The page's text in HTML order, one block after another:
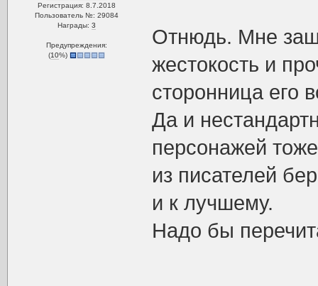
Регистрация: 8.7.2018
Пользователь №: 29084
Награды: 3
Предупреждения:
(10%)
Отнюдь. Мне
жестокость и
сторонница его
Да и
персонажей
из писателей
и к лучшему.
Надо бы